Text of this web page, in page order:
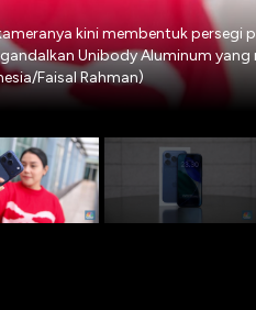
kini membentuk persegi
Unibody Aluminum
Faisal Rahman)